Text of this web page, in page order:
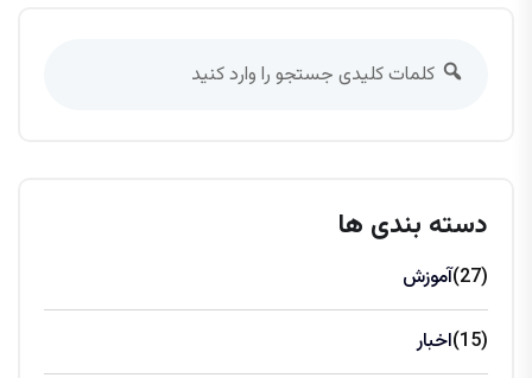
دسته بندی ها
آموزش (27)
اخبار (15)